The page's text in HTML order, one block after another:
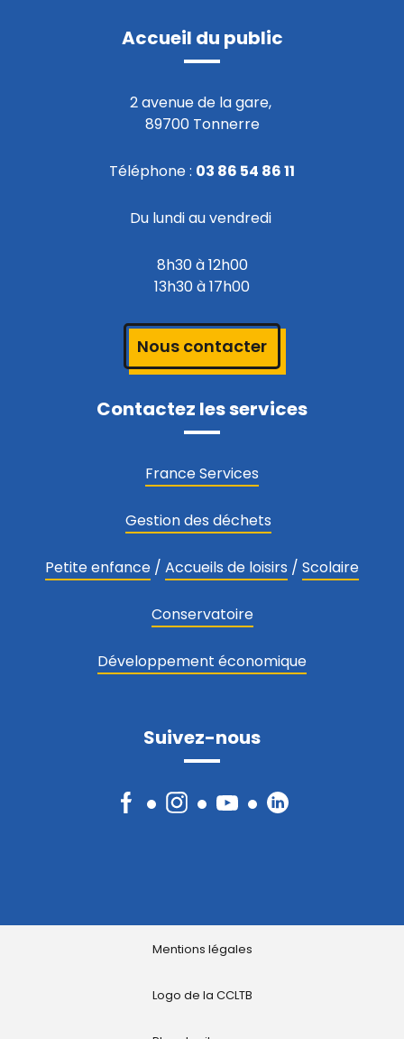
Accueil du public
2 avenue de la gare,
89700 Tonnerre
Téléphone : 03 86 54 86 11
Du lundi au vendredi
8h30 à 12h00
13h30 à 17h00
Nous contacter
Contactez les services
France Services
Gestion des déchets
Petite enfance / Accueils de loisirs / Scolaire
Conservatoire
Développement économique
Suivez-nous
FacebookInstagramYouTubeLinkedIn
Mentions légales
Logo de la CCLTB